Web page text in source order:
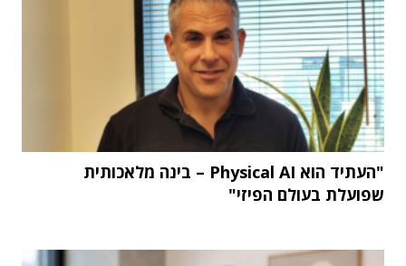
"העתיד הוא Physical AI – בינה מלאכותית
שפועלת בעולם הפיזי"